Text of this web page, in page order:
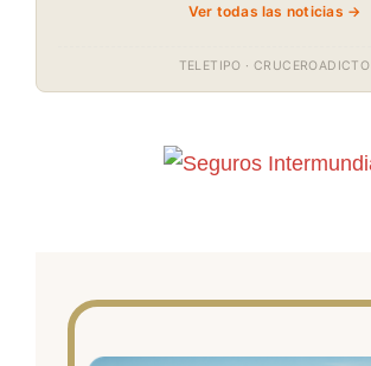
Ver todas las noticias →
TELETIPO · CRUCEROADICTO